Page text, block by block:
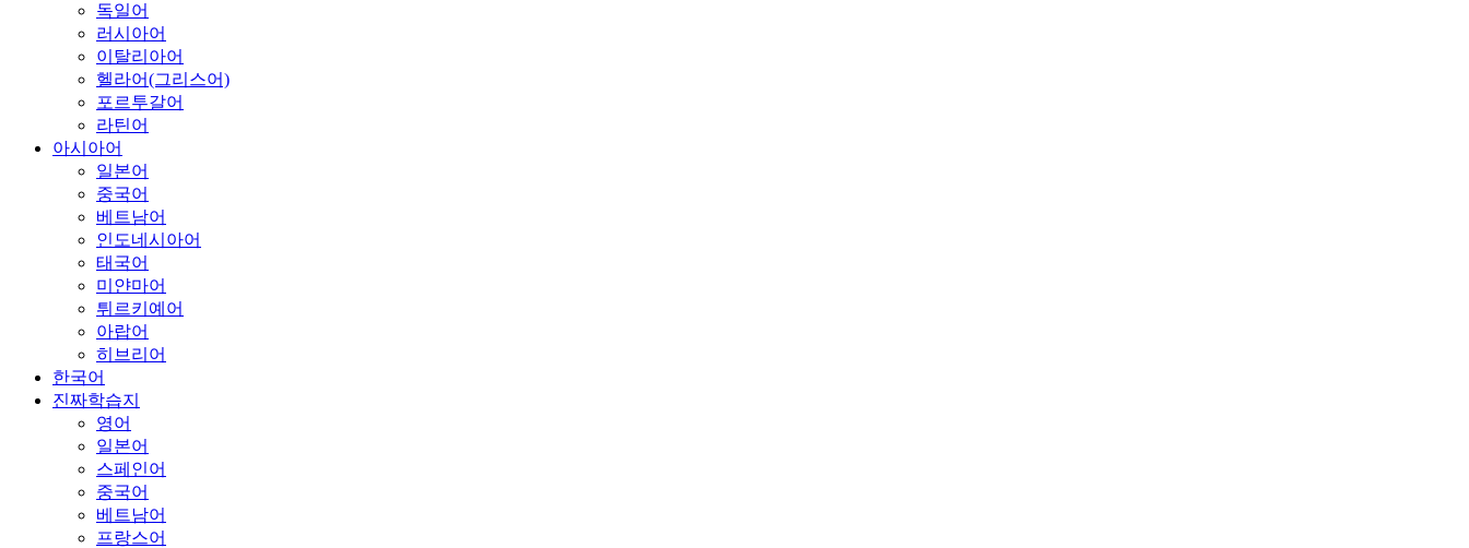
독일어
러시아어
이탈리아어
헬라어(그리스어)
포르투갈어
라틴어
아시아어
일본어
중국어
베트남어
인도네시아어
태국어
미얀마어
튀르키예어
아랍어
히브리어
한국어
진짜학습지
영어
일본어
스페인어
중국어
베트남어
프랑스어